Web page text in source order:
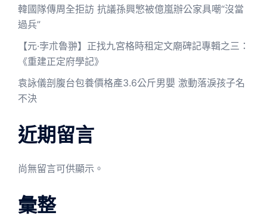
韓國隊傳周全拒訪 抗議孫興慜被億嵐辦公家具嘲“沒當
過兵”
【元·孛朮魯翀】正找九宮格時租定文廟碑記專輯之三：
《重建正定府學記》
袁詠儀剖腹台包養價格產3.6公斤男嬰 激動落淚孩子名
不決
近期留言
尚無留言可供顯示。
彙整